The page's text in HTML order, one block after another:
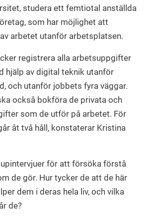
studera ett femtiotal anställda
som har möjlighet att
arbetet utanför arbetsplatsen.
registrera alla arbetsuppgifter
hjälp av digital teknik utanför
och utanför jobbets fyra väggar.
också bokföra de privata och
som de utför på arbetet. För
åt två håll, konstaterar Kristina
för att försöka förstå
de gör. Hur tycker de att de här
dem i deras hela liv, och vilka
de?